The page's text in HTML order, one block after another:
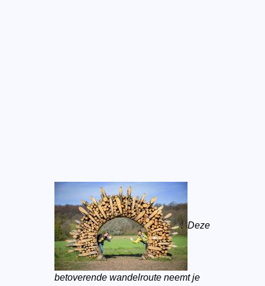
Deze
betoverende wandelroute neemt je